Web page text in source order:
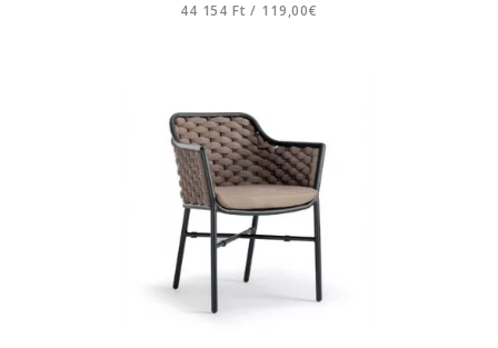
44 154 Ft/ 119,00€